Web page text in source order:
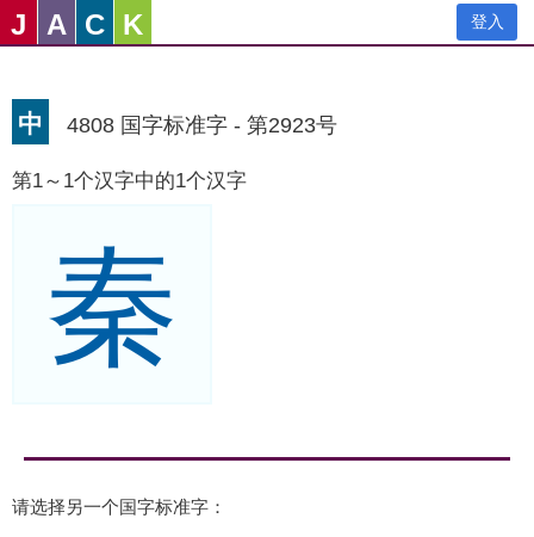
J A C K 登入
中 4808 国字标准字 - 第2923号
第1～1个汉字中的1个汉字
秦
请选择另一个国字标准字：